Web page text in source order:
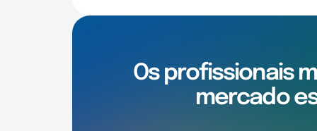
Os profissionais
mercado